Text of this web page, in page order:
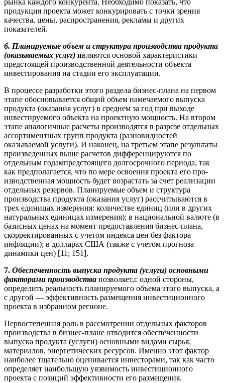
рынка каждого конкурента. Необходимо показать, что
продукция проекта мо­жет конкурировать с точки зрения
качества, цены, распространения, рекламы и других
показателей.
6. Планируемые объем и структура производства продукта
(оказываемых услуг) являются ос­новой характеристики
предстоящей производственной деятельности объекта
инвестирования на ста­дии его эксплуатации.
В процессе разработки этого раздела бизнес-плана на первом
этапе обосновывается общий объ­ем намечаемого выпуска
продукта (оказания услуг) в среднем за год при выходе
инвестируемого объекта на проектную мощность. На втором
этапе аналогичные расчеты производятся в разрезе от­дельных
ассортиментных групп продукта (разновидностей
оказываемой услуги). И наконец, на третьем этапе результаты
произведенных выше расчетов дифференцируются по
отдельным годампредстоящего долгосрочного периода, так
как предполагается, что по мере освоения проекта его про­
изводственная мощность будет возрастать за счет реализации
отдельных резервов. Планируемые объем и структура
производства продукта (оказания услуг) рассчитываются в
трех единицах измере­ния: количестве единиц (или в других
натуральных единицах измерения); в национальной валюте (в
базисных ценах на момент предоставления бизнес-плана,
скорректированных с учетом индекса цен без фактора
инфляции); в долларах США (также с учетом прогноза
динамики цен) [11; 151].
7. Обеспеченность выпуска продукта (услуги) основными
факторами производства позволяет,с одной стороны,
определить реальность планируемого объема этого выпуска, а
с другой — эффек­тивность размещения инвестиционного
проекта в избранном регионе.
Первостепенная роль в рассмотрении отдельных факторов
производства в бизнес-плане отво­дится обеспеченности
выпуска продукта (услуги) основными видами сырья,
материалов, энергетиче­ских ресурсов. Именно этот фактор
наиболее тщательно оценивается инвесторами, так как часто
оп­ределяет наибольшую уязвимость инвестиционного
проекта с позиций эффективности его размеще­ния.